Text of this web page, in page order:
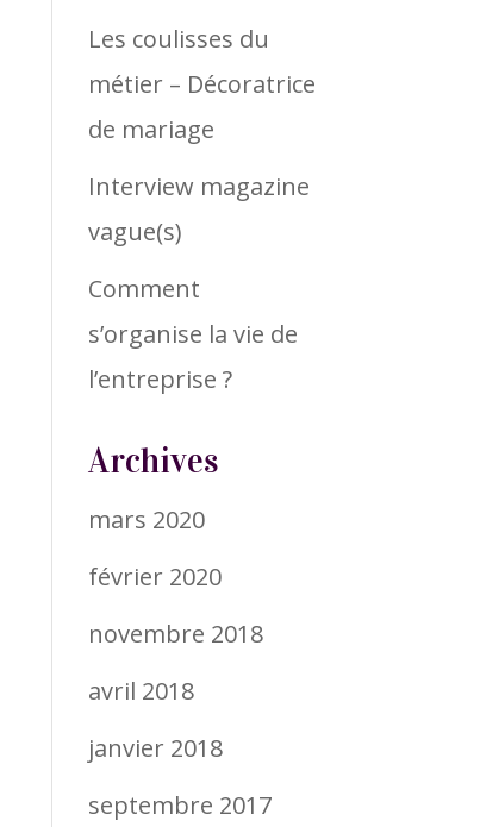
Les coulisses du
métier – Décoratrice
de mariage
Interview magazine
vague(s)
Comment
s’organise la vie de
l’entreprise ?
Archives
mars 2020
février 2020
novembre 2018
avril 2018
janvier 2018
septembre 2017